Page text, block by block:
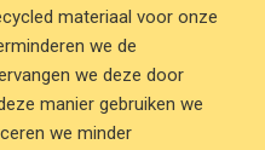
materiaal voor onze
we de
we deze door
manier gebruiken we
we minder